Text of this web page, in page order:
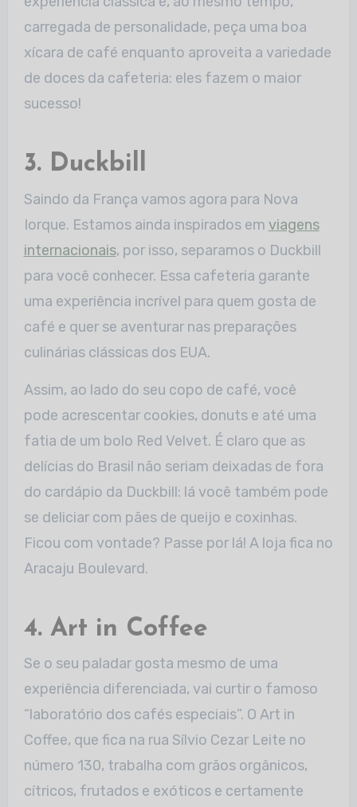
carregada de personalidade, peça uma boa
xícara de café enquanto aproveita a variedade
de doces da cafeteria: eles fazem o maior
sucesso!
3. Duckbill
Saindo da França vamos agora para Nova
Iorque. Estamos ainda inspirados em viagens
internacionais, por isso, separamos o Duckbill
para você conhecer. Essa cafeteria garante
uma experiência incrível para quem gosta de
café e quer se aventurar nas preparações
culinárias clássicas dos EUA.
Assim, ao lado do seu copo de café, você
pode acrescentar cookies, donuts e até uma
fatia de um bolo Red Velvet. É claro que as
delícias do Brasil não seriam deixadas de fora
do cardápio da Duckbill: lá você também pode
se deliciar com pães de queijo e coxinhas.
Ficou com vontade? Passe por lá! A loja fica no
Aracaju Boulevard.
4. Art in Coffee
Se o seu paladar gosta mesmo de uma
experiência diferenciada, vai curtir o famoso
“laboratório dos cafés especiais”. O Art in
Coffee, que fica na rua Sílvio Cezar Leite no
número 130, trabalha com grãos orgânicos,
cítricos, frutados e exóticos e certamente